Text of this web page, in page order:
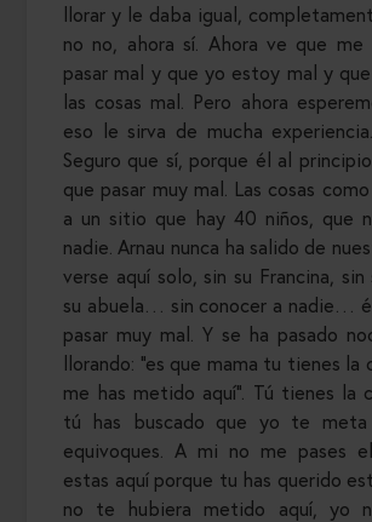
llorar y le daba igual,
no no, ahora sí. Ahora ve que
pasar mal y que yo estoy mal y
las cosas mal. Pero ahora
eso le sirva de mucha
Seguro que sí, porque él al
que pasar muy mal. Las cosas
a un sitio que hay 40 niños, que
nadie. Arnau nunca ha salido de
verse aquí solo, sin su Francina, sin
su abuela… sin conocer a nadie…
pasar muy mal. Y se ha pasado
llorando: “es que mama tu tienes la
me has metido aquí”. Tú tienes la
tú has buscado que yo te
equivoques. A mi no me pases
estas aquí porque tu has querido
no te hubiera metido aquí, yo